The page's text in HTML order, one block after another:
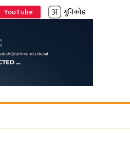
YouTube युनिकोड